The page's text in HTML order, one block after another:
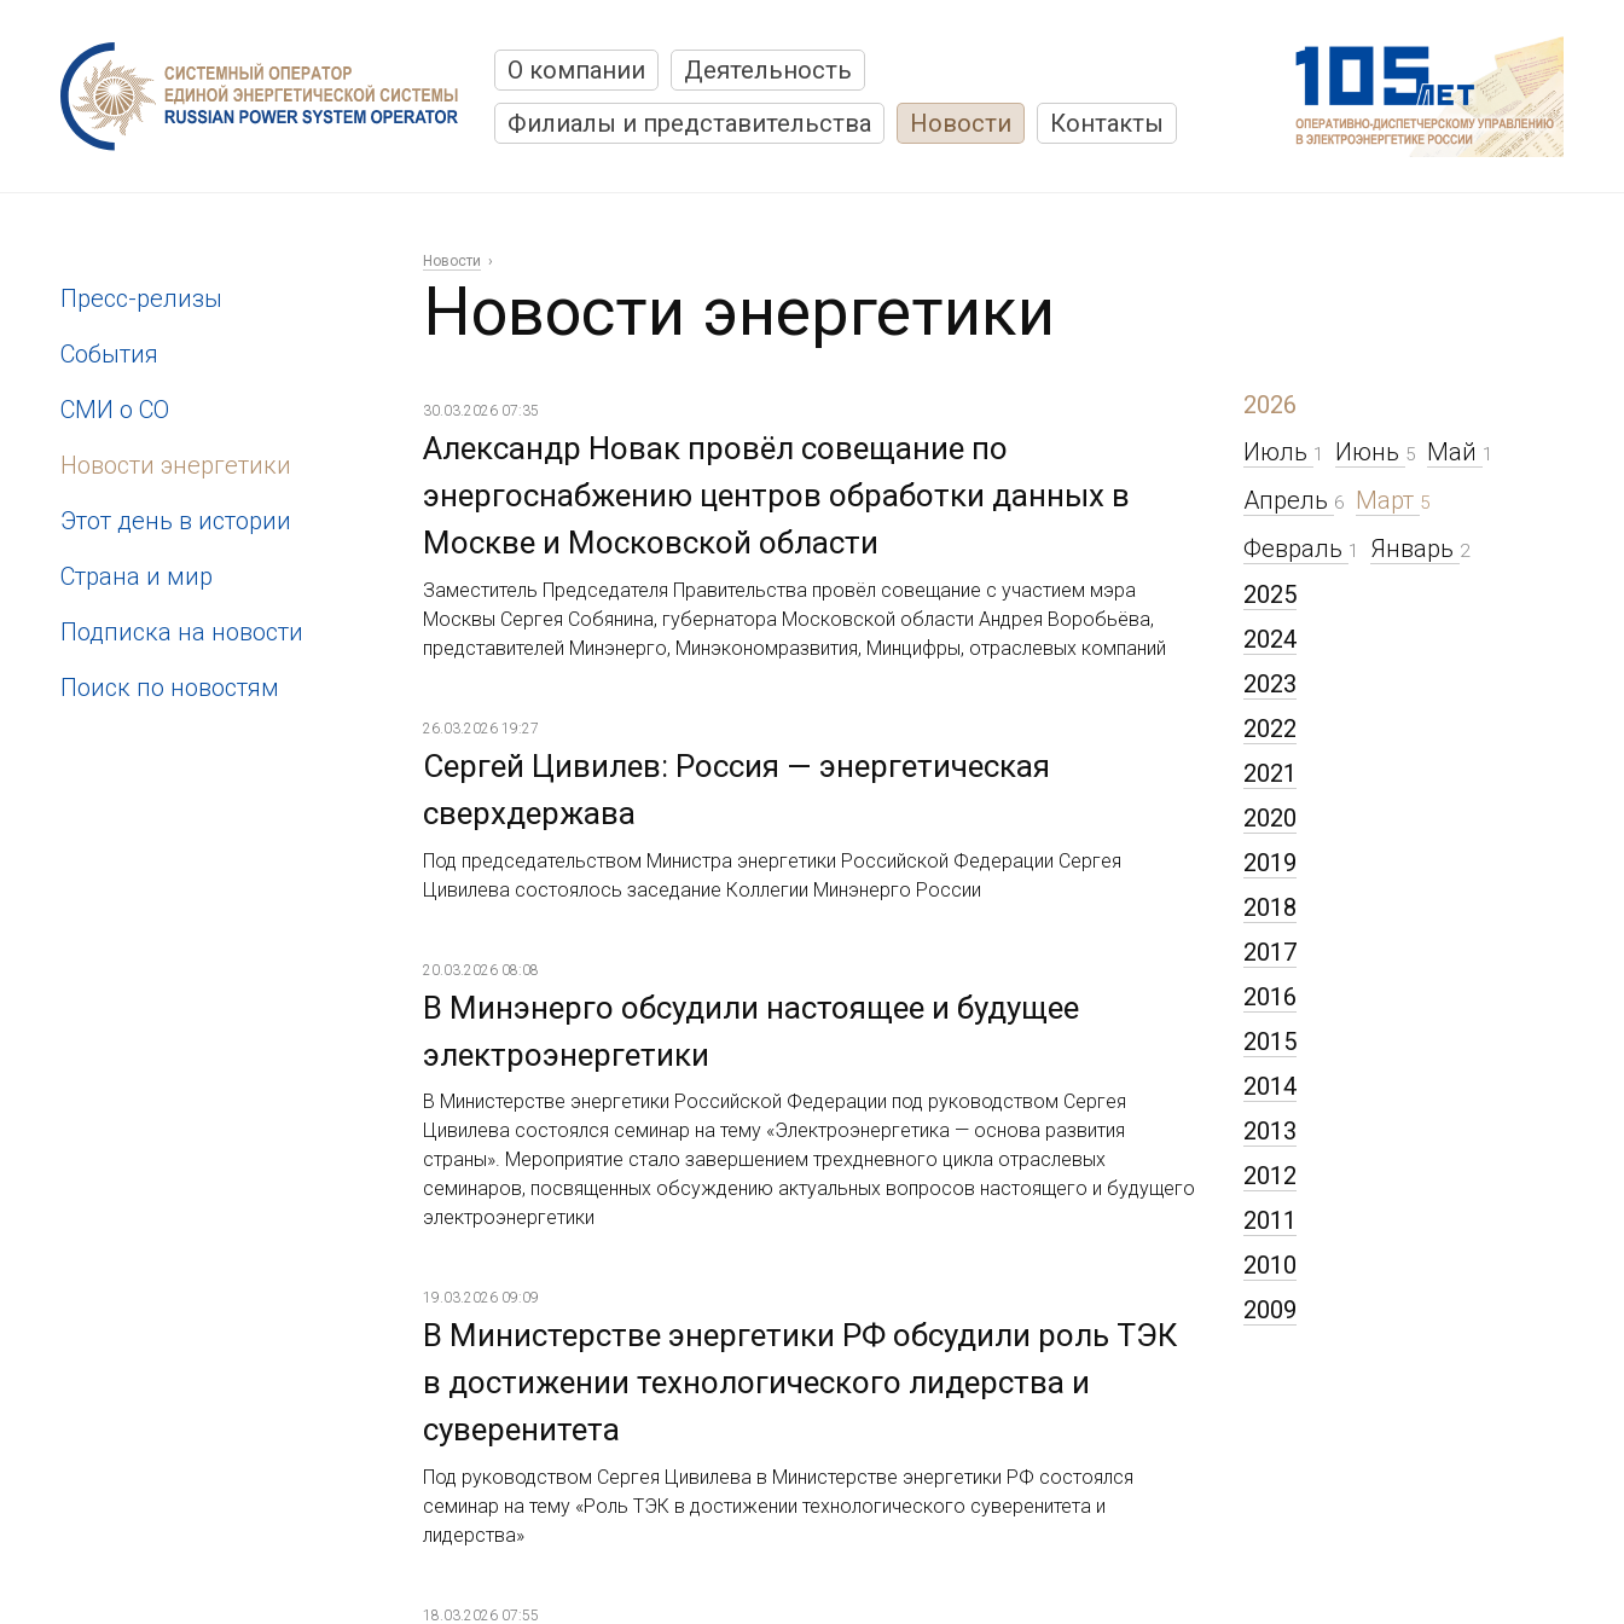
О компании
Деятельность
Филиалы и представительства
Новости Контакты
Пресс-релизы
События
СМИ о СО
Новости энергетики
Этот день в истории
Страна и мир
Подписка на новости
Поиск по новостям
Новости
Новости энергетики
30.03.2026 07:35
Александр Новак провёл совещание по
энергоснабжению центров обработки данных в
Москве и Московской области
Заместитель Председателя Правительства провёл совещание с участием мэра
Москвы Сергея Собянина, губернатора Московской области Андрея Воробьёва,
представителей Минэнерго, Минэкономразвития, Минцифры, отраслевых компаний
26.03.2026 19:27
Сергей Цивилев: Россия — энергетическая
сверхдержава
Под председательством Министра энергетики Российской Федерации Сергея
Цивилева состоялось заседание Коллегии Минэнерго России
20.03.2026 08:08
В Минэнерго обсудили настоящее и будущее
электроэнергетики
В Министерстве энергетики Российской Федерации под руководством Сергея
Цивилева состоялся семинар на тему «Электроэнергетика — основа развития
страны». Мероприятие стало завершением трехдневного цикла отраслевых
семинаров, посвященных обсуждению актуальных вопросов настоящего и будущего
электроэнергетики
19.03.2026 09:09
В Министерстве энергетики РФ обсудили роль ТЭК
в достижении технологического лидерства и
суверенитета
Под руководством Сергея Цивилева в Министерстве энергетики РФ состоялся
семинар на тему «Роль ТЭК в достижении технологического суверенитета и
лидерства»
18.03.2026 07:55
2026
Июль 1 Июнь 5 Май 1
Апрель 6 Март 5
Февраль 1 Январь 2
2025
2024
2023
2022
2021
2020
2019
2018
2017
2016
2015
2014
2013
2012
2011
2010
2009